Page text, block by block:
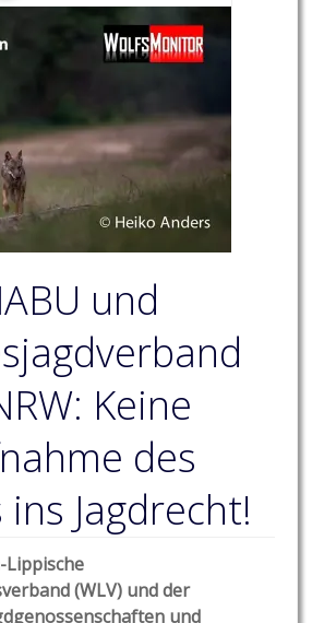
und
Keine
des
Jagdrecht!
Lippische
(WLV) und der
und